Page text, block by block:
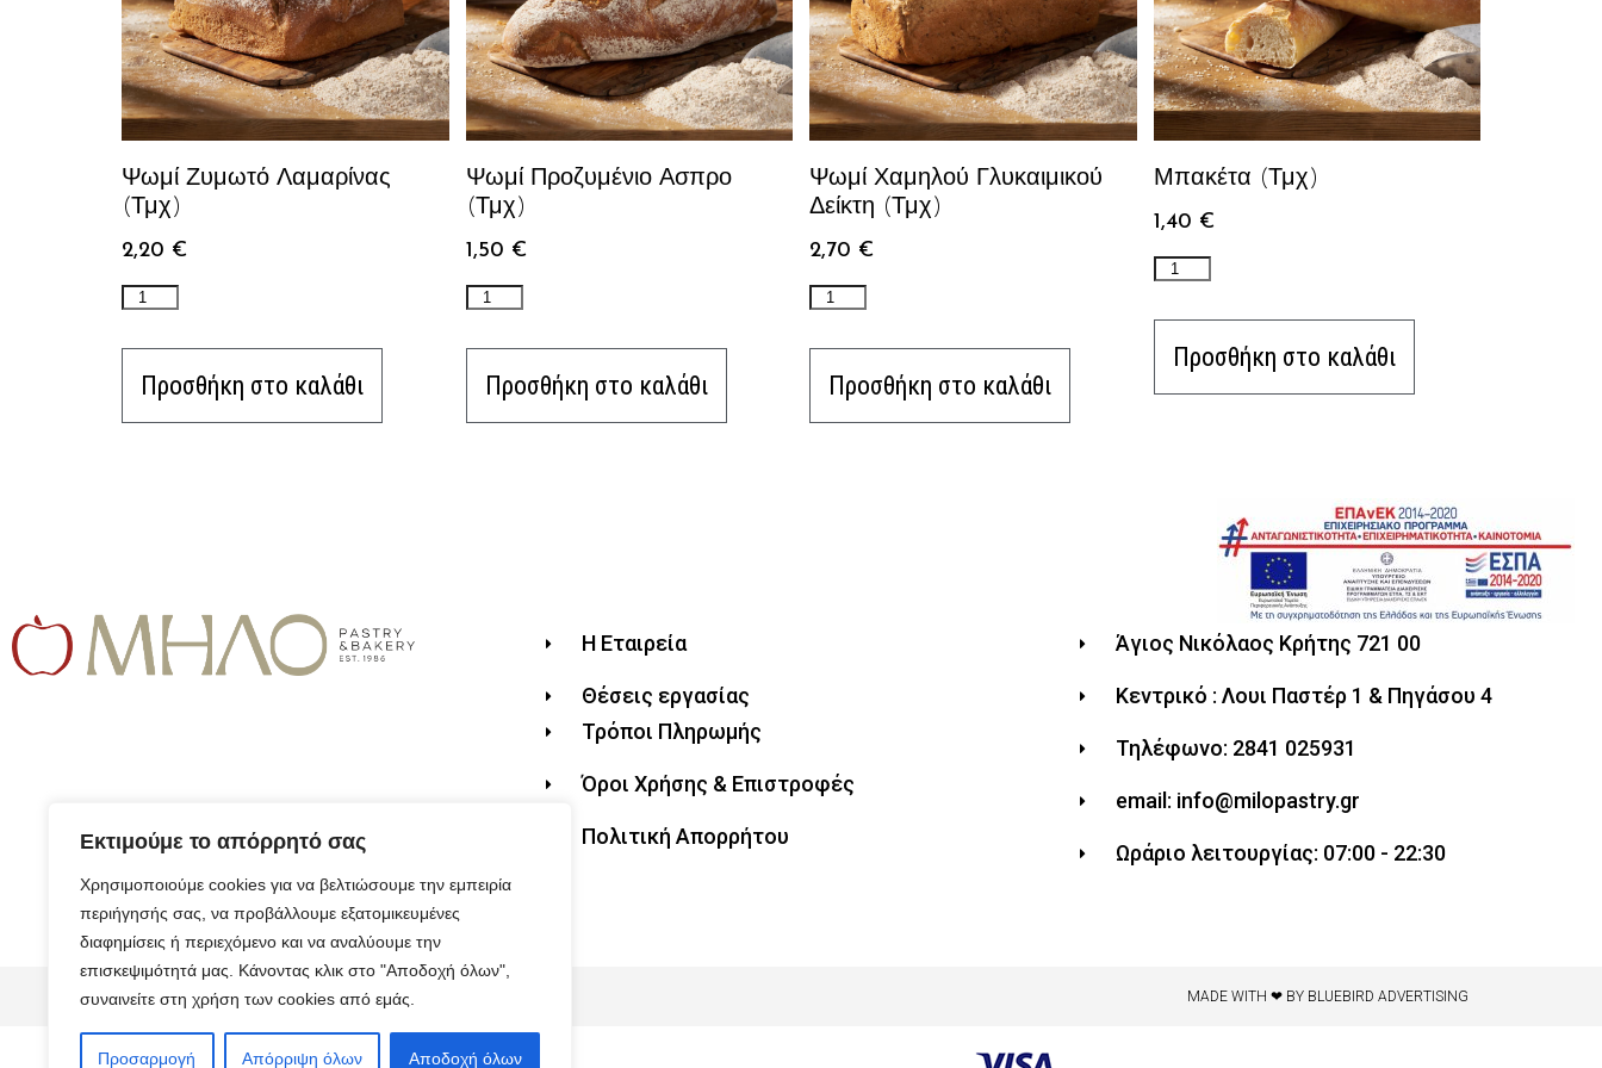
Εκτιμούμε το απόρρητό σας
Χρησιμοποιούμε cookies για να βελτιώσουμε την εμπειρία
περιήγησής σας, να προβάλλουμε εξατομικευμένες
διαφημίσεις ή περιεχόμενο και να αναλύουμε την
επισκεψιμότητά μας. Κάνοντας κλικ στο "Αποδοχή όλων",
συναινείτε στη χρήση των cookies από εμάς.
Προσαρμογή Απόρριψη όλων Αποδοχή όλων
Ψωμί Ζυμωτό Λαμαρίνας
(Τμχ)
2,20 €
Προσθήκη στο καλάθι
Ψωμί Προζυμένιο Ασπρο
(Τμχ)
1,50 €
Προσθήκη στο καλάθι
Ψωμί Χαμηλού Γλυκαιμικού
Δείκτη (Τμχ)
2,70 €
Προσθήκη στο καλάθι
Μπακέτα (Τμχ)
1,40 €
Προσθήκη στο καλάθι
Η Εταιρεία
Θέσεις εργασίας
Τρόποι Πληρωμής
Όροι Χρήσης & Επιστροφές
Πολιτική Απορρήτου
Άγιος Νικόλαος Κρήτης 721 00
Κεντρικό : Λουι Παστέρ 1 & Πηγάσου 4
Τηλέφωνο: 2841 025931
email: info@milopastry.gr
Ωράριο λειτουργίας: 07:00 - 22:30
© 2026 ALL RIGHTS RESERVED​ MADE WITH ❤ BY BLUEBIRD ADVERTISING​